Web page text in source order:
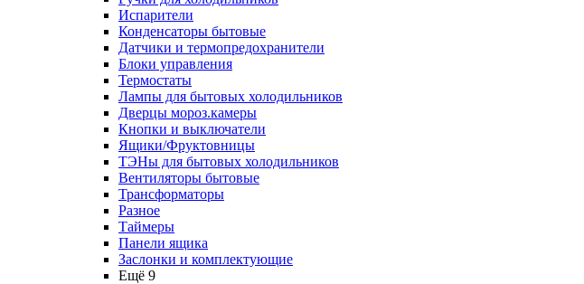
Испарители
Конденсаторы бытовые
Датчики и термопредохранители
Блоки управления
Термостаты
Лампы для бытовых холодильников
Дверцы мороз.камеры
Кнопки и выключатели
Ящики/Фруктовницы
ТЭНы для бытовых холодильников
Вентиляторы бытовые
Трансформаторы
Разное
Таймеры
Панели ящика
Заслонки и комплектующие
Ещё 9